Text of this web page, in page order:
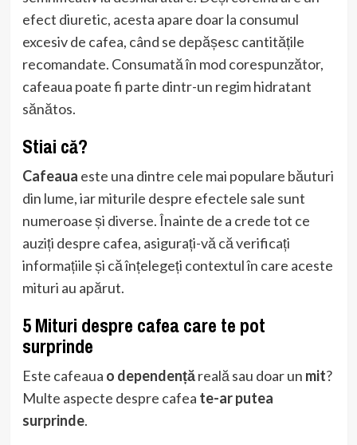
efect diuretic, acesta apare doar la consumul
excesiv de cafea, când se depășesc cantitățile
recomandate. Consumată în mod corespunzător,
cafeaua poate fi parte dintr-un regim hidratant
sănătos.
Stiai că?
Cafeaua este una dintre cele mai populare băuturi
din lume, iar miturile despre efectele sale sunt
numeroase și diverse. Înainte de a crede tot ce
auziți despre cafea, asigurați-vă că verificați
informațiile și că înțelegeți contextul în care aceste
mituri au apărut.
5 Mituri despre cafea care te pot
surprinde
Este cafeaua o dependențăreală sau doar un mit?
Multe aspecte despre cafea te-ar putea
surprinde.